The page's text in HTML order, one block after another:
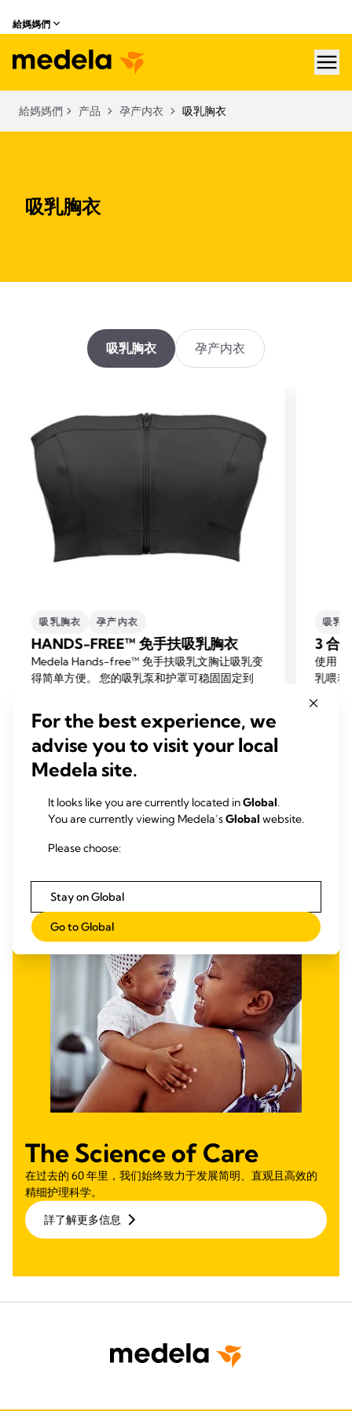
給媽媽們
給媽媽們 产品 孕产内衣 吸乳胸衣
吸乳胸衣
吸乳胸衣 孕产内衣
吸乳胸衣 孕产内衣
HANDS-FREE™ 免手扶吸乳胸衣
Medela Hands-free™ 免手扶吸乳文胸让吸乳变
得简单方便。 您的吸乳泵和护罩可稳固固定到
3.8
3.8
out
of
5
stars.
103
阅读更多内容
吸乳
3 合
使用
乳喂养
适应拉
The Science of Care
在过去的 60 年里，我们始终致力于发展简明、直观且高效的
精细护理科学。
詳了解更多信息
For the best experience, we
advise you to visit your local
Medela site.
It looks like you are currently located inGlobal.
You are currently viewing Medela’sGlobal website.
Please choose:
Stay on Global
Go to Global